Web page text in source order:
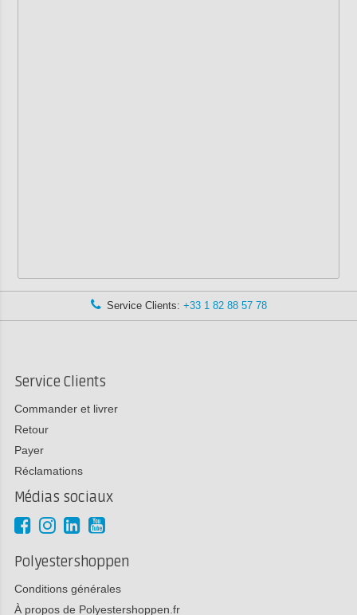
Service Clients: +33 1 82 88 57 78
Service Clients
Commander et livrer
Retour
Payer
Réclamations
Médias sociaux
Polyestershoppen
Conditions générales
À propos de Polyestershoppen.fr